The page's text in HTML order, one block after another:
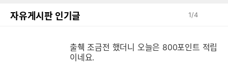
자유게시판 인기글 1/4
출췍 조금전 했더니 오늘은 800포인트 적립
이네요.